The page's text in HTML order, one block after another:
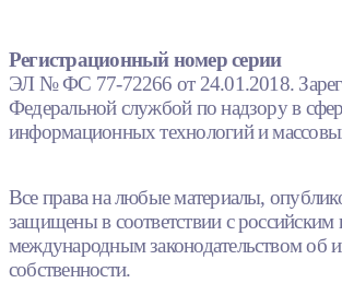
Регистрационный номер серии
ЭЛ № ФС 77-72266 от 24.01.2018.
Федеральной службой по надзору в
информационных технологий и
Все права на любые материалы,
защищены в соответствии с российским
международным законодательством об
собственности.